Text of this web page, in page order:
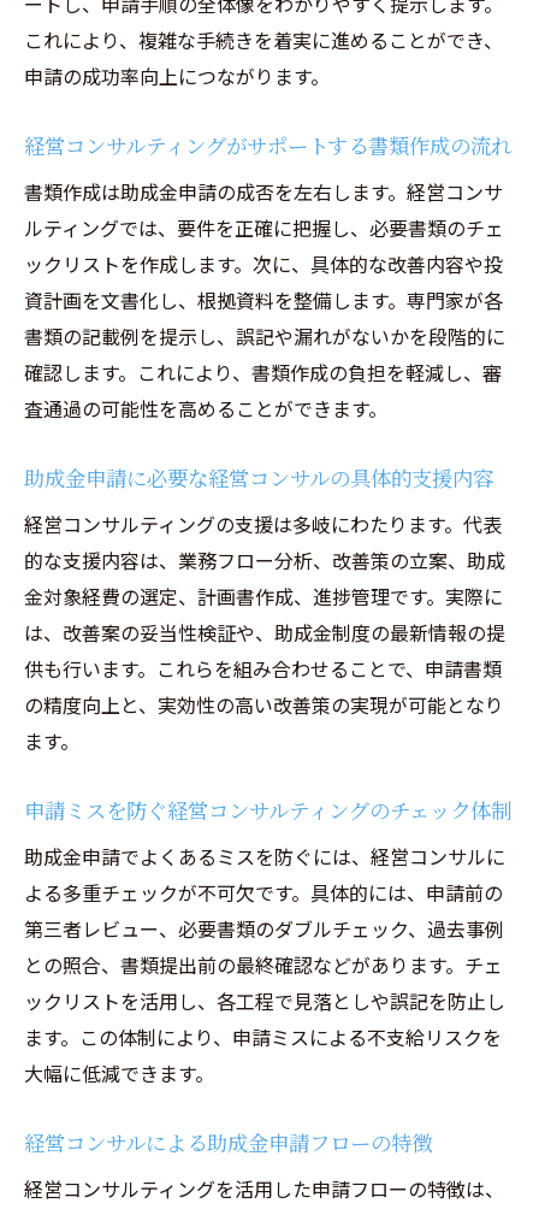
入例を紹介
業務改善助成金のよくあるQ&Aを経営コン
申請記入時に経営コンサルがサポートでき
るポイント
経営コンサルティングが教える申請書類の
記入コツ
助成金申請で失敗しないためのQ&A集
経営コンサルによる申請事例とよくある質
問の整理
成功事例から学ぶ経営コンサルティングと助成
経営コンサルティングで実現した助成金活
用の成功事例
助成金活用による業務改善の効果と具体的
な成果
経営コンサルが関わる助成金活用のベスト
プラクティス
業務改善助成金と経営コンサルで得た企業
経営コンサルティングの実体験から学ぶ助
成功事例が語る経営コンサルと助成金の効
果的連携
これにより、複雑な手続きを着実に進めることができ、
申請の成功率向上につながります。
経営コンサルティングがサポートする書類作成の流れ
書類作成は助成金申請の成否を左右します。経営コンサ
ルティングでは、要件を正確に把握し、必要書類のチェ
ックリストを作成します。次に、具体的な改善内容や投
資計画を文書化し、根拠資料を整備します。専門家が各
書類の記載例を提示し、誤記や漏れがないかを段階的に
確認します。これにより、書類作成の負担を軽減し、審
査通過の可能性を高めることができます。
助成金申請に必要な経営コンサルの具体的支援内容
経営コンサルティングの支援は多岐にわたります。代表
的な支援内容は、業務フロー分析、改善策の立案、助成
金対象経費の選定、計画書作成、進捗管理です。実際に
は、改善案の妥当性検証や、助成金制度の最新情報の提
供も行います。これらを組み合わせることで、申請書類
の精度向上と、実効性の高い改善策の実現が可能となり
ます。
申請ミスを防ぐ経営コンサルティングのチェック体制
助成金申請でよくあるミスを防ぐには、経営コンサルに
よる多重チェックが不可欠です。具体的には、申請前の
第三者レビュー、必要書類のダブルチェック、過去事例
との照合、書類提出前の最終確認などがあります。チェ
ックリストを活用し、各工程で見落としや誤記を防止し
ます。この体制により、申請ミスによる不支給リスクを
大幅に低減できます。
経営コンサルによる助成金申請フローの特徴
経営コンサルティングを活用した申請フローの特徴は、